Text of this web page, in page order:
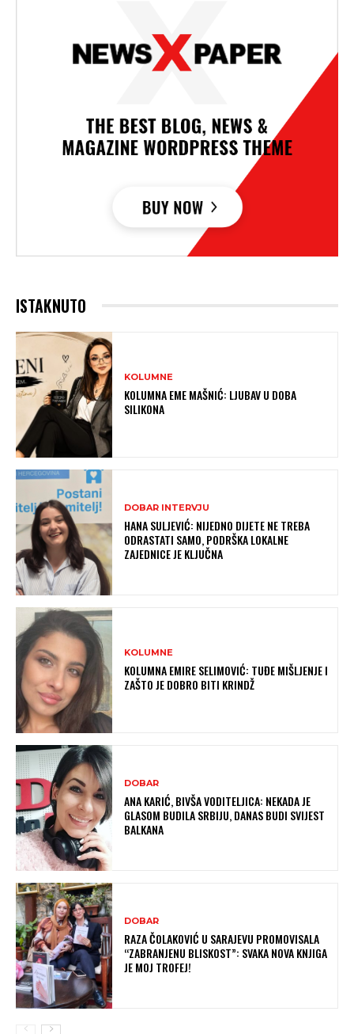
ISTAKNUTO
KOLUMNE
KOLUMNA EME MAŠNIĆ: LJUBAV U DOBA
SILIKONA
DOBAR INTERVJU
HANA SULJEVIĆ: NIJEDNO DIJETE NE TREBA
ODRASTATI SAMO, PODRŠKA LOKALNE
ZAJEDNICE JE KLJUČNA
KOLUMNE
KOLUMNA EMIRE SELIMOVIĆ: TUĐE MIŠLJENJE I
ZAŠTO JE DOBRO BITI KRINDŽ
DOBAR
ANA KARIĆ, BIVŠA VODITELJICA: NEKADA JE
GLASOM BUDILA SRBIJU, DANAS BUDI SVIJEST
BALKANA
DOBAR
RAZA ČOLAKOVIĆ U SARAJEVU PROMOVISALA
“ZABRANJENU BLISKOST”: SVAKA NOVA KNJIGA
JE MOJ TROFEJ!